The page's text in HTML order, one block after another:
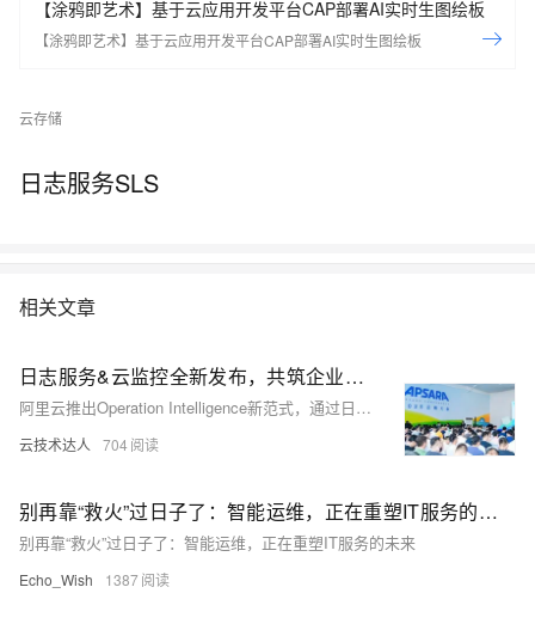
【涂鸦即艺术】基于云应用开发平台CAP部署AI实时生图绘板
【涂鸦即艺术】基于云应用开发平台CAP部署AI实时生图绘板
云存储
日志服务SLS
相关文章
日志服务&云监控全新发布，共筑企业智能运维新范式
阿里云推出Operation Intelligence新范式，通过日志服务SLS与云监控2.0，实现从感知、认知到行动闭环，推动运维迈向自决策时代。
云技术达人 704
别再靠“救火”过日子了：智能运维，正在重塑IT服务的未来
别再靠“救火”过日子了：智能运维，正在重塑IT服务的未来
Echo_Wish 1387